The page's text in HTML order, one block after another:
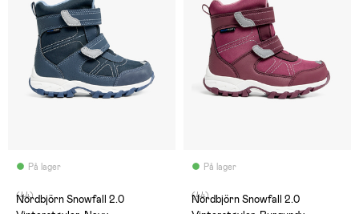
På lager
(44)
Nordbjörn Snowfall 2.0
På lager
(44)
Nordbjörn Snowfall 2.0